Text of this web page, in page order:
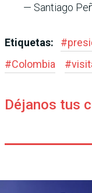
— Santiago
Etiquetas: #
#Colombia #
Déjanos tus